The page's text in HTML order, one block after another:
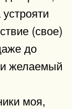
(свое)
до
желаемый
моя,